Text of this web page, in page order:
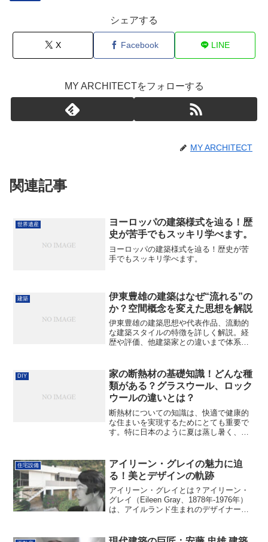
シェアする
X Facebook LINE
MY ARCHITECTをフォローする
MY ARCHITECT
関連記事
世界遺産
ヨーロッパの建築様式を辿る！歴
史が苦手でもスッキリ学べます。
ヨーロッパの建築様式を辿る！歴史が苦
手でもスッキリ学べます。
建築
伊東豊雄の建築はなぜ“流れる”の
か？空間概念を変えた思想を解説
伊東豊雄の建築思想や代表作品、流動的
な建築スタイルの特徴を詳しく解説。経
歴や評価、他建築家との違いまで体系的
DIY
家の断熱材の基礎知識！どんな種
類がある？グラスウール、ロック
ウールの違いとは？
断熱材についての知識は、快適で健康的
な住まいを実現するためにとても重要で
す。特に日本のように夏は蒸し暑く、冬
を抑え、室内の温度差を少なくし、結露
やカビのリスクを減らせま...
住宅設備
アイリーン・グレイの魅力に迫
る！美とデザインの軌跡
アイリーン・グレイとは？アイリーン・
グレイ（Eileen Gray、1878年-1976年）
は、アイルランド生まれのデザイナー、
彼女はアール・デコやモダニズムといっ